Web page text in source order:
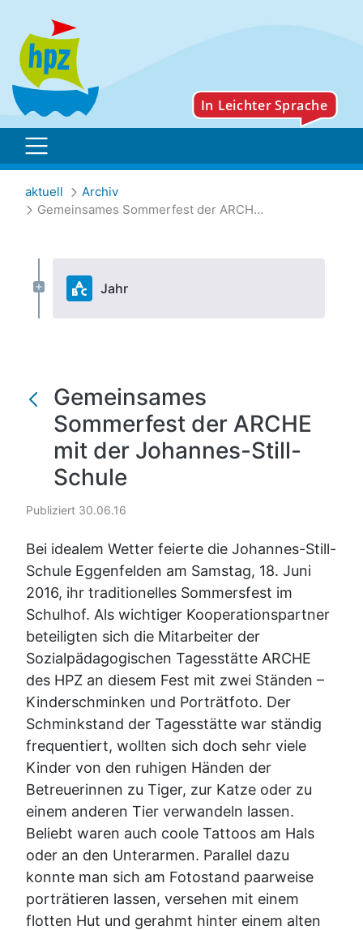
Gemeinsames
aktuell
Archiv
Gemeinsames Sommerfest der ARCHE mit der Johannes-Still-Schule
Jahr
Gemeinsames
Sommerfest der ARCHE
mit der Johannes-Still-
Schule
Publiziert 30.06.16
Bei idealem Wetter feierte die Johannes-Still-
Schule Eggenfelden am Samstag, 18. Juni
2016, ihr traditionelles Sommersfest im
Schulhof. Als wichtiger Kooperationspartner
beteiligten sich die Mitarbeiter der
Sozialpädagogischen Tagesstätte ARCHE
des HPZ an diesem Fest mit zwei Ständen –
Kinderschminken und Porträtfoto. Der
Schminkstand der Tagesstätte war ständig
frequentiert, wollten sich doch sehr viele
Kinder von den ruhigen Händen der
Betreuerinnen zu Tiger, zur Katze oder zu
einem anderen Tier verwandeln lassen.
Beliebt waren auch coole Tattoos am Hals
oder an den Unterarmen. Parallel dazu
konnte man sich am Fotostand paarweise
porträtieren lassen, versehen mit einem
flotten Hut und gerahmt hinter einem alten